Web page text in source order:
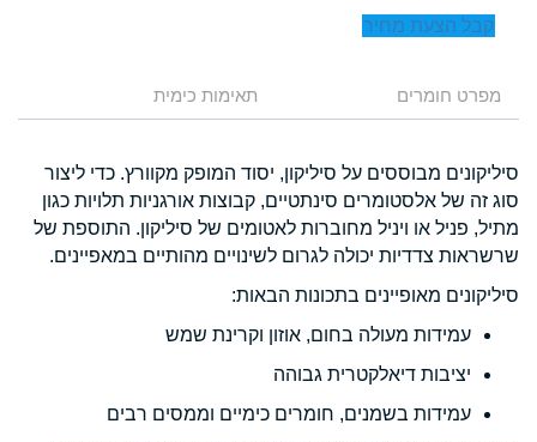
קבל הצעת מחיר
מפרט חומרים תאימות כימית
סיליקונים מבוססים על סיליקון, יסוד המופק מקוורץ. כדי ליצור
סוג זה של אלסטומרים סינתטיים, קבוצות אורגניות תלויות כגון
מתיל, פניל או ויניל מחוברות לאטומים של סיליקון. התוספת של
שרשראות צדדיות יכולה לגרום לשינויים מהותיים במאפיינים.
סיליקונים מאופיינים בתכונות הבאות:
עמידות מעולה בחום, אוזון וקרינת שמש
יציבות דיאלקטרית גבוהה
עמידות בשמנים, חומרים כימיים וממסים רבים